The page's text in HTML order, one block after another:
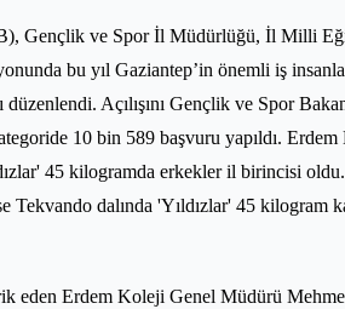
Gençlik ve Spor İl Müdürlüğü, İl Milli
bu yıl Gaziantep’in önemli iş
Açılışını Gençlik ve Spor
10 bin 589 başvuru yapıldı.
45 kilogramda erkekler il birincisi
Tekvando dalında 'Yıldızlar' 45 kilogram
eden Erdem Koleji Genel Müdürü